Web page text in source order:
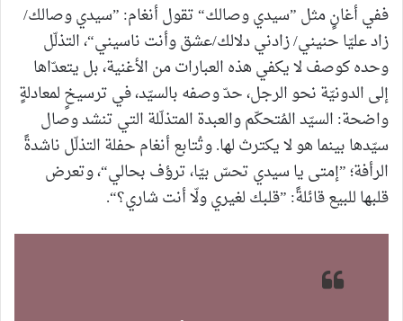
ففي أغانٍ مثل ”سيدي وصالك“ تقول أنغام: ”سيدي وصالك/
زاد عليّا حنيني/ زادني دلالك/عشق وأنت ناسيني“، التذلّل
وحده كوصف لا يكفي هذه العبارات من الأغنية، بل يتعدّاها
إلى الدونيّة نحو الرجل، حدّ وصفه بالسيّد، في ترسيخٍ لمعادلةٍ
واضحة: السيّد المُتحكّم والعبدة المتذلّلة التي تنشد وصال
سيّدها بينما هو لا يكترث لها. وتُتابع أنغام حفلة التذلّل ناشدةً
الرأفة؛ ”إمتى يا سيدي تحسّ بيّا، ترؤف بحالي“، وتعرض
قلبها للبيع قائلةً: ”قلبك لغيري ولّا أنت شاري؟“.